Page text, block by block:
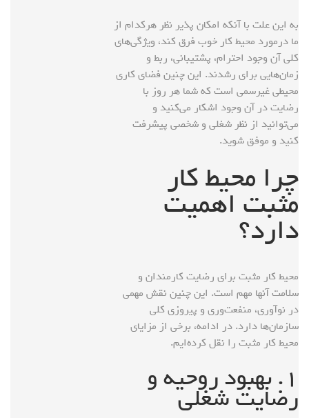
به این علت با آنکه امکان پذیر نظر هرکدام از
ما درمورد محیط کار خوب فرق کند، ویژگی‌های
کلی آن وجود احترام‌، پشتیبانی، ربط و
زمان‌هایی برای رشدند. این چنین فضای کاری
محیطی غیرسمی است که شما هر روز با
رضایت در آن وجود اشکار می‌کنید و
می‌توانید از نظر شغلی و شخصی پیشرفت
کنید و موفق شوید.
چرا محیط کار
مثبت اهمیت
دارد؟
محیط کار مثبت برای رضایت کارمندان و
سلامت آنها مهم است. این چنین نقش مهمی
در نوآوری، منفعت‌وری و پیروزی کلی
سازمان‌ها دارد. در ادامه، برخی از مزایای
محیط کار مثبت را نقل کرده‌ایم.
۱. بهبود روحیه و
رضایت شغلی